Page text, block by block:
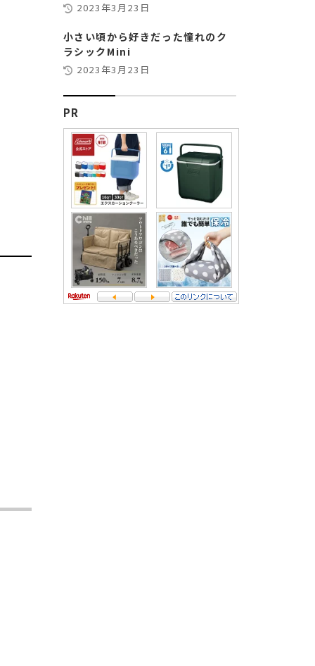
2023年3月23日
小さい頃から好きだった憧れのク
ラシックMini
2023年3月23日
PR